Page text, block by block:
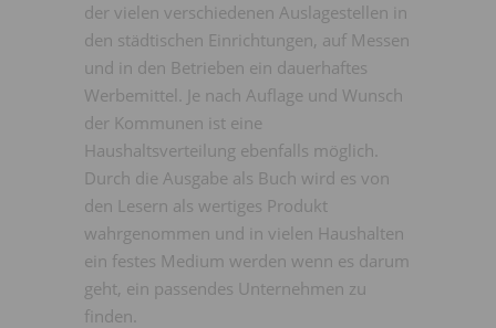
der vielen verschiedenen Auslagestellen in
den städtischen Einrichtungen, auf Messen
und in den Betrieben ein dauerhaftes
Werbemittel. Je nach Auflage und Wunsch
der Kommunen ist eine
Haushaltsverteilung ebenfalls möglich.
Durch die Ausgabe als Buch wird es von
den Lesern als wertiges Produkt
wahrgenommen und in vielen Haushalten
ein festes Medium werden wenn es darum
geht, ein passendes Unternehmen zu
finden.